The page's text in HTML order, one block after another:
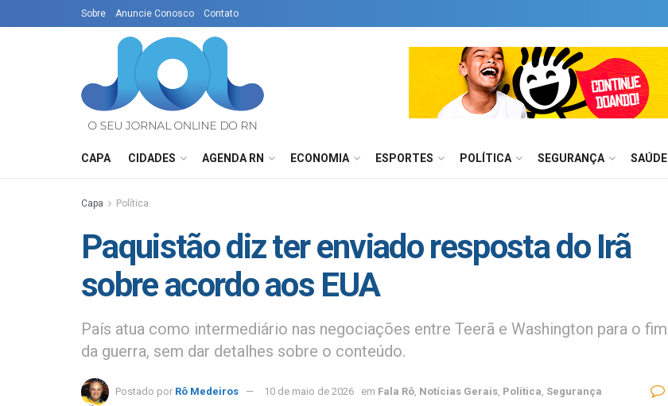
Sobre Anuncie Conosco Contato
CAPA CIDADES AGENDA RN ECONOMIA ESPORTES POLÍTICA SEGURANÇA SAÚDE
Capa Política
Paquistão diz ter enviado resposta do Irã
sobre acordo aos EUA
País atua como intermediário nas negociações entre Teerã e Washington para o fim
da guerra, sem dar detalhes sobre o conteúdo.
Postado por Rô Medeiros 10 de maio de 2026 em Fala Rô Notícias Gerais Política Segurança